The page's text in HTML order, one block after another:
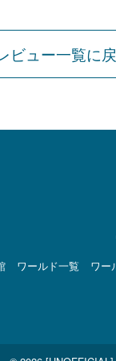
ビュー一覧に
ワールド一覧 ワー